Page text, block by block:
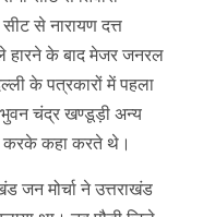
से नारायण दत्त
हारने के बाद मेजर जनरल
के पत्रकारों में पहला
चंद्र खण्डूड़ी अन्य
करके कहा करते थे।
जन मोर्चा ने उत्तराखंड